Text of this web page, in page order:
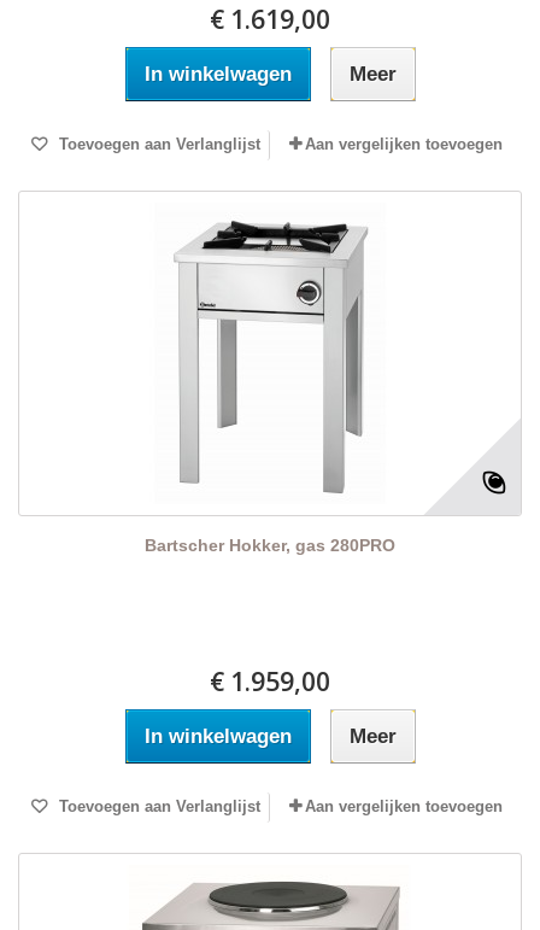
€ 1.619,00
In winkelwagen Meer
Toevoegen aan Verlanglijst Aan vergelijken toevoegen
Bartscher Hokker, gas 280PRO
€ 1.959,00
In winkelwagen Meer
Toevoegen aan Verlanglijst Aan vergelijken toevoegen